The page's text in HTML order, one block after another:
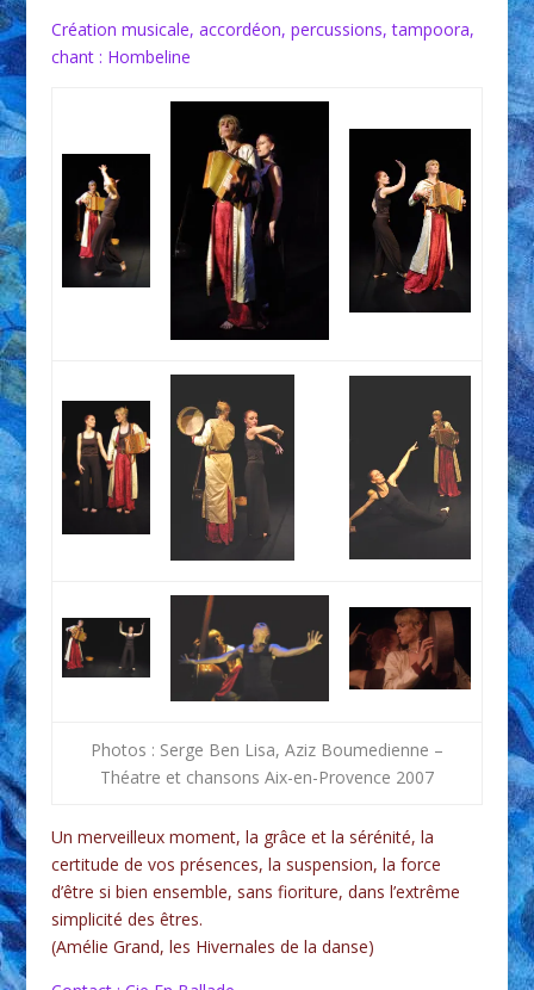
Création musicale, accordéon, percussions, tampoora,
chant : Hombeline
Photos : Serge Ben Lisa, Aziz Boumedienne –
Théatre et chansons Aix-en-Provence 2007
Un merveilleux moment, la grâce et la sérénité, la
certitude de vos présences, la suspension, la force
d’être si bien ensemble, sans fioriture, dans l’extrême
simplicité des êtres.
(Amélie Grand, les Hivernales de la danse)